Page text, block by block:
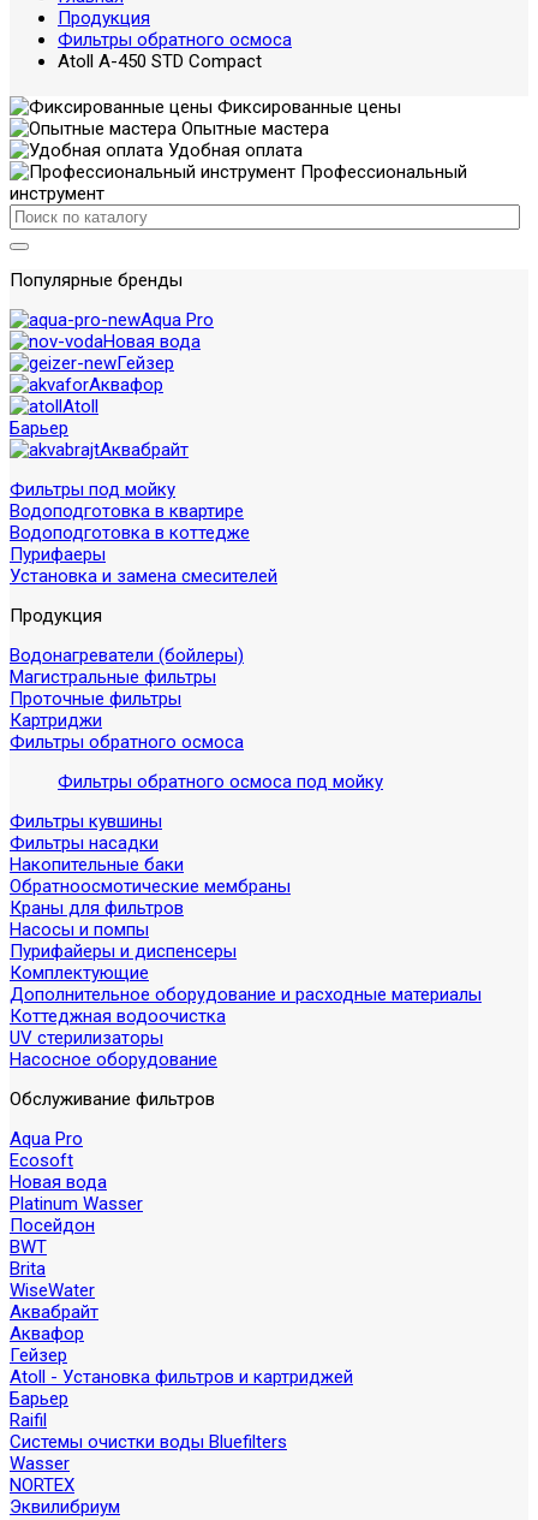
Продукция
Фильтры обратного осмоса
Atoll A-450 STD Compact
Фиксированные цены
Опытные мастера
Удобная оплата
Профессиональный
инструмент
Популярные бренды
Aqua Pro
Новая вода
Гейзер
Аквафор
Atoll
Барьер
Аквабрайт
Фильтры под мойку
Водоподготовка в квартире
Водоподготовка в коттедже
Пурифаеры
Установка и замена смесителей
Продукция
Водонагреватели (бойлеры)
Магистральные фильтры
Проточные фильтры
Картриджи
Фильтры обратного осмоса
Фильтры обратного осмоса под мойку
Фильтры кувшины
Фильтры насадки
Накопительные баки
Обратноосмотические мембраны
Краны для фильтров
Насосы и помпы
Пурифайеры и диспенсеры
Комплектующие
Дополнительное оборудование и расходные материалы
Коттеджная водоочистка
UV стерилизаторы
Насосное оборудование
Обслуживание фильтров
Aqua Pro
Ecosoft
Новая вода
Platinum Wasser
Посейдон
BWT
Brita
WiseWater
Аквабрайт
Аквафор
Гейзер
Atoll - Установка фильтров и картриджей
Барьер
Raifil
Системы очистки воды Bluefilters
Wasser
NORTEX
Эквилибриум